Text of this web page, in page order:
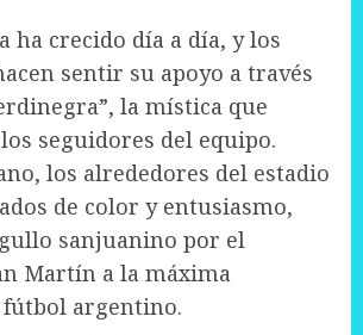
ha crecido día a día, y los
sentir su apoyo a través
la mística que
seguidores del equipo.
los alrededores del estadio
de color y entusiasmo,
sanjuanino por el
Martín a la máxima
argentino.